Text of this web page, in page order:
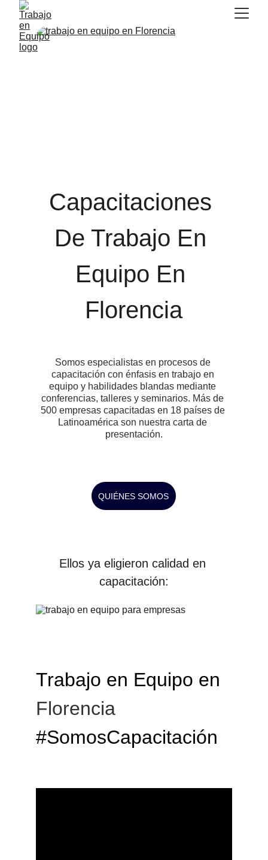
Capacitaciones
De Trabajo En
Equipo En
Florencia
Somos especialistas en procesos de
capacitación con énfasis en trabajo en
equipo y habilidades blandas mediante
conferencias, talleres y seminarios. Más de
500 empresas capacitadas en 18 países de
Latinoamérica son nuestra carta de
presentación.
QUIÉNES SOMOS
Ellos ya eligieron calidad en
capacitación:
Trabajo en Equipo en
Florencia
#SomosCapacitación